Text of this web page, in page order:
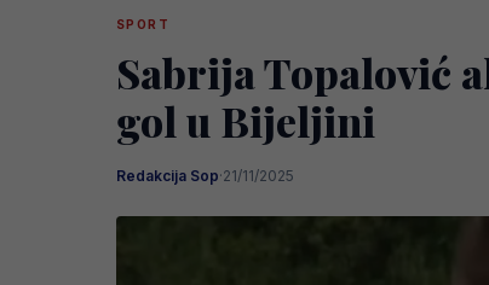
SPORT
Sabrija Topalović
gol u Bijeljini
Redakcija Sop·21/11/2025